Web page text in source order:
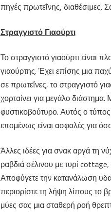
πηγές πρωτεΐνης, διαθέσιμες.
Στραγγιστό Γιαούρτι
Το στραγγιστό γιαούρτι είναι
γιαούρτης. Έχει επίσης μια
σε πρωτεΐνες, το στραγγιστό
χορταίνει για μεγάλο
φυστικοβούτυρο. Αυτός ο τύπος
επομένως είναι ασφαλές για
Άλλες ιδέες για σνακ αργά τη
ραβδιά σέλινου με τυρί
Αποφύγετε την κατανάλωση
περιορίστε τη λήψη λίπους το
μύες σας μια σταθερή ροή